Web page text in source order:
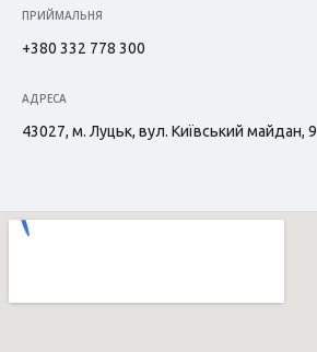
ПРИЙМАЛЬНЯ
+380 332 778 300
АДРЕСА
43027, м. Луцьк, вул. Київський майдан, 9